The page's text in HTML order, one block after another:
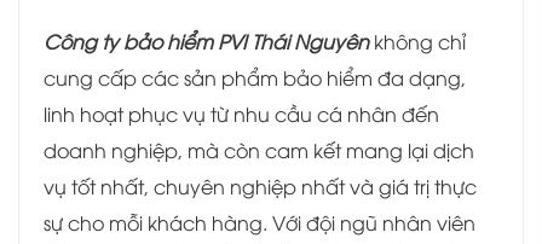
Công ty bảo hiểm PVI Thái Nguyênkhông chỉ
cung cấp các sản phẩm bảo hiểm đa dạng,
linh hoạt phục vụ từ nhu cầu cá nhân đến
doanh nghiệp, mà còn cam kết mang lại dịch
vụ tốt nhất, chuyên nghiệp nhất và giá trị thực
sự cho mỗi khách hàng. Với đội ngũ nhân viên